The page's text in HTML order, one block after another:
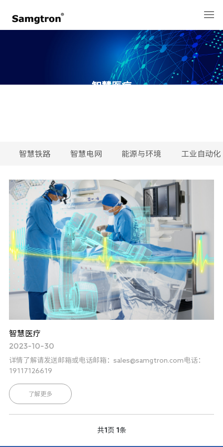
智慧医疗
智慧铁路 智慧电网 能源与环境 工业自动化
智慧医疗
2023-10-30
详情了解请发送邮箱或电话邮箱：sales@samgtron.com电话：
19117126619
了解更多
共1 页 1 条